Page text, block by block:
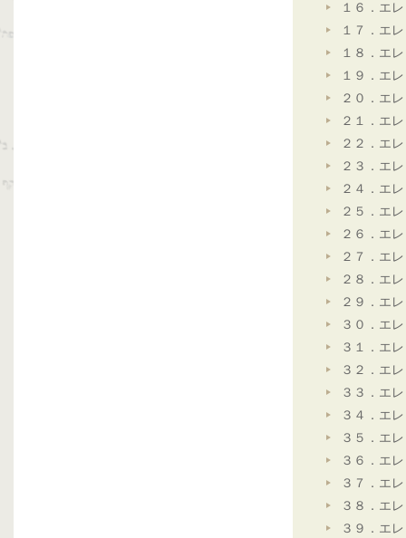
１６．エ
１７．エ
１８．エ
１９．エ
２０．エ
２１．エ
２２．エ
２３．エ
２４．エ
２５．エ
２６．エ
２７．エ
２８．エ
２９．エ
３０．エ
３１．エ
３２．エ
３３．エ
３４．エ
３５．エ
３６．エ
３７．エ
３８．エ
３９．エ